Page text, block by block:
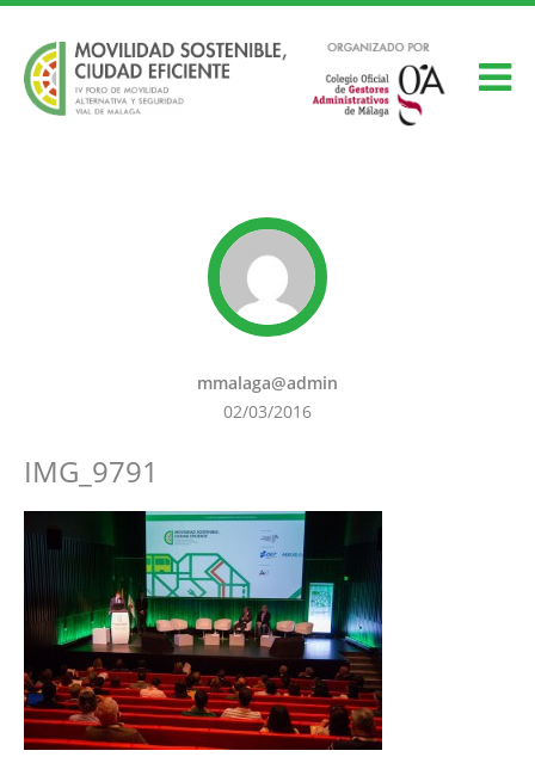
mmalaga@admin
02/03/2016
IMG_9791